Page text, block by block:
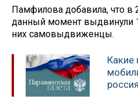
Памфилова добавила, что в
данный момент выдвинули
них самовыдвиженцы.
Какие